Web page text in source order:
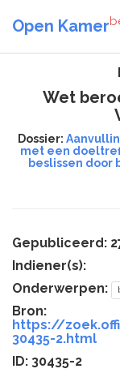
Open Kamer
Wet
Dossier:
met een
beslissen door
Gepubliceerd:
Indiener(s):
Onderwerpen:
Bron:
https://
30435-2.html
ID: 30435-2